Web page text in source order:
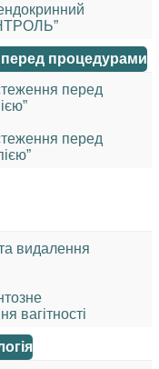
процедурами
перед
перед
видалення
вагітності